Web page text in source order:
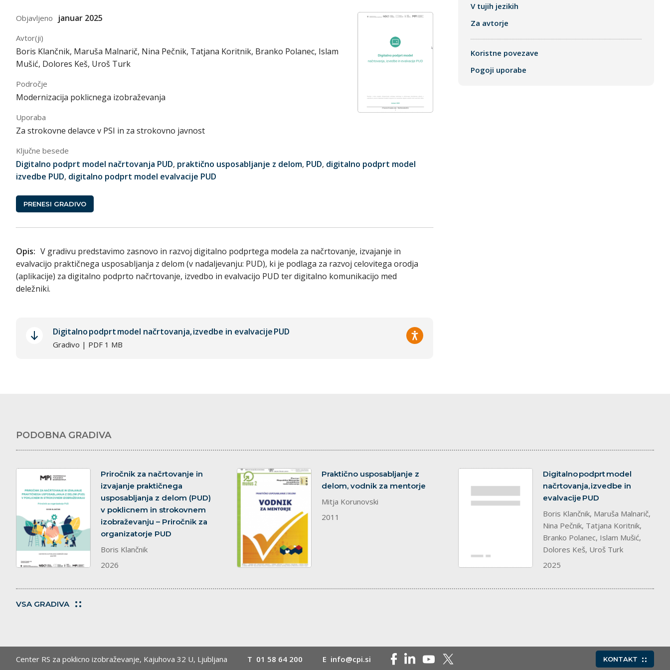
Objavljeno januar 2025
Avtor(ji)
Boris Klančnik, Maruša Malnarič, Nina Pečnik, Tatjana Koritnik, Branko Polanec, Islam
Mušić, Dolores Keš, Uroš Turk
Področje
Modernizacija poklicnega izobraževanja
Uporaba
Za strokovne delavce v PSI in za strokovno javnost
Ključne besede
Digitalno podprt model načrtovanja PUD, praktično usposabljanje z delom, PUD, digitalno podprt model
izvedbe PUD, digitalno podprt model evalvacije PUD
PRENESI GRADIVO
Opis: V gradivu predstavimo zasnovo in razvoj digitalno podprtega modela za načrtovanje, izvajanje in
evalvacijo praktičnega usposabljanja z delom (v nadaljevanju: PUD), ki je podlaga za razvoj celovitega orodja
(aplikacije) za digitalno podprto načrtovanje, izvedbo in evalvacijo PUD ter digitalno komunikacijo med
deležniki.
Digitalno podprt model načrtovanja, izvedbe in evalvacije PUD
Gradivo | PDF 1 MB
V tujih jezikih
Za avtorje
Koristne povezave
Pogoji uporabe
PODOBNA GRADIVA
dokument
Priročnik za načrtovanje in
izvajanje praktičnega
usposabljanja z delom (PUD)
v poklicnem in strokovnem
izobraževanju – Priročnik za
organizatorje PUD
Boris Klančnik
2026
dokument
Praktično usposabljanje z
delom, vodnik za mentorje
Mitja Korunovski
2011
dokument
Digitalno podprt model
načrtovanja, izvedbe in
evalvacije PUD
Boris Klančnik, Maruša Malnarič,
Nina Pečnik, Tatjana Koritnik,
Branko Polanec, Islam Mušić,
Dolores Keš, Uroš Turk
2025
VSA GRADIVA
Center RS za poklicno izobraževanje, Kajuhova 32 U, Ljubljana T 01 58 64 200 E info@cpi.si KONTAKT